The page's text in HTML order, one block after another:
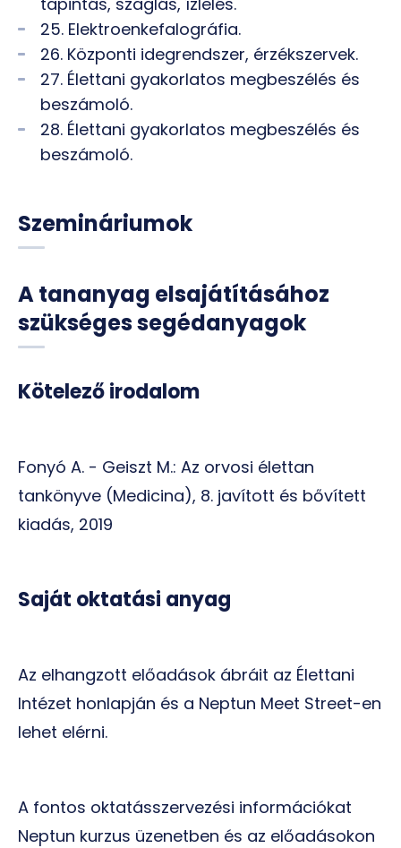
25. Elektroenkefalográfia.
26. Központi idegrendszer, érzékszervek.
27. Élettani gyakorlatos megbeszélés és
beszámoló.
28. Élettani gyakorlatos megbeszélés és
beszámoló.
Szemináriumok
A tananyag elsajátításához
szükséges segédanyagok
Kötelező irodalom
Fonyó A. - Geiszt M.: Az orvosi élettan
tankönyve (Medicina), 8. javított és bővített
kiadás, 2019
Saját oktatási anyag
Az elhangzott előadások ábráit az Élettani
Intézet honlapján és a Neptun Meet Street-en
lehet elérni.
A fontos oktatásszervezési információkat
Neptun kurzus üzenetben és az előadásokon